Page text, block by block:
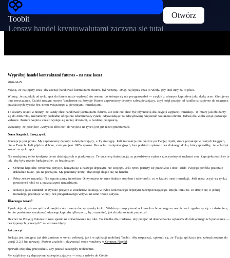
Toobit
Lepszy handel kryptowalutami zaczyna się tutaj
Otwórz
Wypróbuj handel kontraktami futures – na nasz koszt
2026-04-29
Mówią, że najlepszy czas, aby zacząć handlować kontraktami futures, był wczoraj. Drugi najlepszy czas to wtedy, gdy ktoś inny za to płaci.
Wiemy, że przeskok od rynku spot do futures może wydawać się testem, do którego się nie przygotowałeś — zwykle z własnym kapitałem jako skalą ocen. Oferujemy
inne rozwiązanie. Dzięki naszym nowym Voucherom na Pozycje Futures zapewniamy depozyt zabezpieczający, abyś mógł przejść od handlu na papierze do osiągania
prawdziwych zysków bez stresu związanego z pierwszymi transakcjami.
To otwarty sekret w branży, że każdy chce handlować kontraktami futures, ale nikt nie chce być płynnością dla czyjejś wygranej transakcji. W miarę jak zbliżamy
się do 2026 roku, instrumenty pochodne oficjalnie zdominowały rynek, odpowiadając za zdecydowaną większość wolumenu obrotu. Jednak dla wielu wciąż pozostaje
wahanie. Bariera wejścia często wydaje się mniej drzwiami, a bardziej przepaścią.
Uważamy, że podejście „wszystko albo nic” do wejścia na rynek jest już nieco przestarzałe.
Nasz kapitał, Twój zysk
Koncepcja jest prosta. My zapewniamy depozyt zabezpieczający, a Ty strategię. Jeśli transakcja nie pójdzie po Twojej myśli, strata pozostaje w naszych księgach,
nie w Twoich. Jeśli pójdzie dobrze, zatrzymujesz 100% zysków. Bez opłat manipulacyjnych, bez podziału zysków i bez drobnego druku, który sprawiłby, że wolałbyś
zostać na rynku spot.
Nie rozdajemy tylko kredytów demo działających w piaskownicy. Te vouchery funkcjonują na prawdziwym rynku z rzeczywistymi ruchami cen. Zaprojektowaliśmy je
tak, aby były równie funkcjonalne, co bezpieczne:
Ochrona kapitału: Otwierasz pozycje, korzystając z naszego depozytu, nie swojego. Jeśli rynek poruszy się przeciwko Tobie, saldo Twojego portfela pozostaje
dokładnie takie, jak na początku. My ponosimy stratę, abyś mógł skupić się na handlu.
Pełny zestaw narzędzi: Nie ograniczamy interfejsu. Otrzymujesz te same funkcje stop-loss i take-profit, co w każdej innej transakcji. Jeśli masz uczyć się rynku,
powinieneś robić to z prawdziwymi narzędziami.
Izolacja jako standard: Wszystkie pozycje z voucherów działają w trybie izolowanego depozytu zabezpieczającego. Dzięki temu to, co dzieje się w jednej
transakcji, pozostaje w niej, bez przypadkowego wpływu na inne Twoje aktywa.
Dlaczego teraz?
Rynek dojrzał, ale narzędzia do wejścia nie zawsze dotrzymywały kroku. Widzimy rosnący trend w kierunku chronionego uczestnictwa i zgadzamy się z założeniem,
że nie powinieneś ryzykować własnego kapitału tylko po to, by zrozumieć, jak działa kontrakt perpetual.
Voucher na Pozycję Futures to nasz sposób na zniwelowanie tej luki. To ścieżka dla traderów, aby przejść od obserwowania wykresów do faktycznego ich poruszania —
bez typowych „czesnych” za wczesne błędy.
Jak zacząć
Funkcja jest dostępna już dziś zarówno w wersji webowej, jak i w aplikacji mobilnej Toobit. Aby rozpocząć, upewnij się, że Twoja aplikacja jest zaktualizowana do
wersji 2.2.3 lub nowszej. Możesz znaleźć i aktywować swoje vouchery w Centrum Nagród.
Sprawdź oficjalny przewodnik, aby poznać szczegóły techniczne.
My zajęliśmy się depozytem zabezpieczającym — reszta należy do Ciebie.